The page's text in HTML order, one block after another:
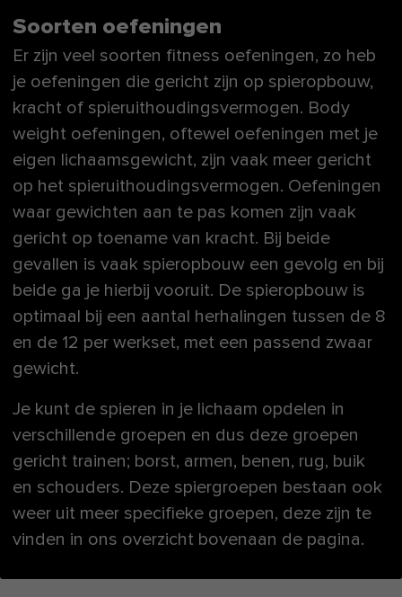
Soorten oefeningen
Er zijn veel soorten fitness oefeningen, zo heb
je oefeningen die gericht zijn op spieropbouw,
kracht of spieruithoudingsvermogen. Body
weight oefeningen, oftewel oefeningen met je
eigen lichaamsgewicht, zijn vaak meer gericht
op het spieruithoudingsvermogen. Oefeningen
waar gewichten aan te pas komen zijn vaak
gericht op toename van kracht. Bij beide
gevallen is vaak spieropbouw een gevolg en bij
beide ga je hierbij vooruit. De spieropbouw is
optimaal bij een aantal herhalingen tussen de 8
en de 12 per werkset, met een passend zwaar
gewicht.
Je kunt de spieren in je lichaam opdelen in
verschillende groepen en dus deze groepen
gericht trainen; borst, armen, benen, rug, buik
en schouders. Deze spiergroepen bestaan ook
weer uit meer specifieke groepen, deze zijn te
vinden in ons overzicht bovenaan de pagina.